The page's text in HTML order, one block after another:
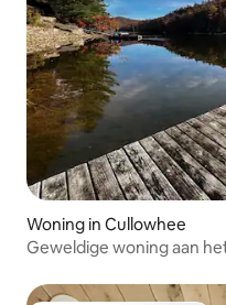
Woning in Cullowhee
Geweldige woning aan